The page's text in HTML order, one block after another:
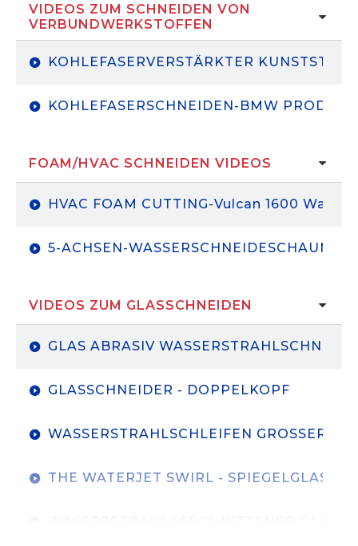
VIDEOS ZUM SCHNEIDEN VON
VERBUNDWERKSTOFFEN
KOHLEFASERVERSTÄRKTER KUNSTSTOFF
KOHLEFASERSCHNEIDEN-BMW
FOAM/HVAC SCHNEIDEN VIDEOS
HVAC FOAM CUTTING-Vulcan 1600
5-ACHSEN-WASSERSCHNEIDESCHAUM
VIDEOS ZUM GLASSCHNEIDEN
GLAS ABRASIV
GLASSCHNEIDER - DOPPELKOPF
WASSERSTRAHLSCHLEIFEN GROSSER
THE WATERJET SWIRL - SPIEGELGLAS